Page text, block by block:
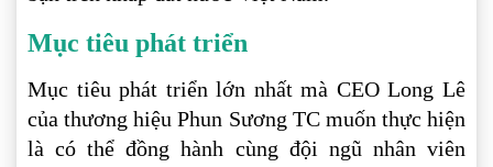
Mục tiêu phát triển
Mục tiêu phát triển lớn nhất mà CEO Long Lê
của thương hiệu Phun Sương TC muốn thực hiện
là có thể đồng hành cùng đội ngũ nhân viên